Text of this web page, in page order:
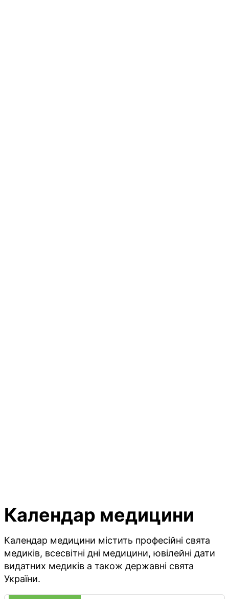
Календар медицини
Календар медицини містить професійні свята
медиків, всесвітні дні медицини, ювілейні дати
видатних медиків а також державні свята
України.